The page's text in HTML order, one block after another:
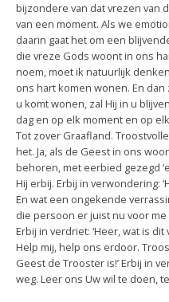
bijzondere van dat vrezen van
van een moment. Als we
daarin gaat het om een
die vreze Gods woont in ons
noem, moet ik natuurlijk
ons hart komen wonen. En
u komt wonen, zal Hij in u
dag en op elk moment en op
Tot zover Graafland.
het. Ja, als de Geest in ons
behoren, met eerbied gezegd
Hij erbij. Erbij in verwondering:
En wat een ongekende
die persoon er juist nu voor me
Erbij in verdriet: ‘Heer, wat is
Help mij, help ons erdoor.
Geest de Trooster is!’ Erbij in
weg. Leer ons Uw wil te doen,